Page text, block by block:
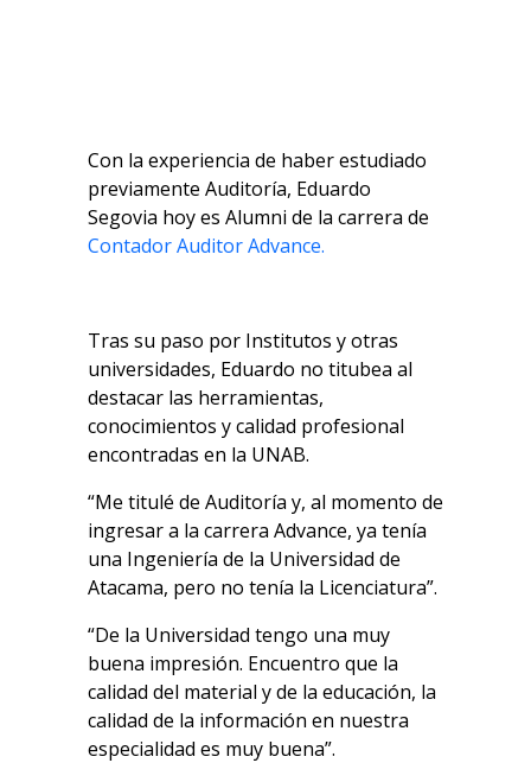
Con la experiencia de haber estudiado
previamente Auditoría, Eduardo
Segovia hoy es Alumni de la carrera de
Contador Auditor Advance.
Tras su paso por Institutos y otras
universidades, Eduardo no titubea al
destacar las herramientas,
conocimientos y calidad profesional
encontradas en la UNAB.
“Me titulé de Auditoría y, al momento de
ingresar a la carrera Advance, ya tenía
una Ingeniería de la Universidad de
Atacama, pero no tenía la Licenciatura”.
“De la Universidad tengo una muy
buena impresión. Encuentro que la
calidad del material y de la educación, la
calidad de la información en nuestra
especialidad es muy buena”.